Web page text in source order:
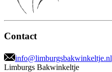
Contact
info@limburgsbakwinkeltje.nl
Limburgs Bakwinkeltje